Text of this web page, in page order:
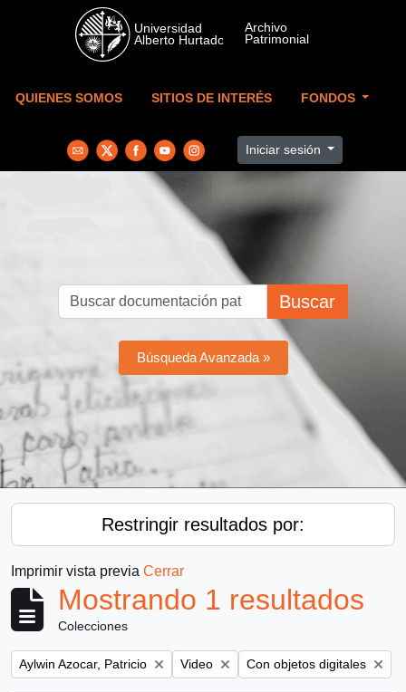
Skip to main content
QUIENES SOMOS SITIOS DE INTERÉS FONDOS
Iniciar sesión
Buscar
Búsqueda Avanzada »
Restringir resultados por:
Imprimir vista previa Cerrar
Mostrando 1 resultados
Colecciones
Remove filter:
Aylwin Azocar, Patricio Remove filter:
Video Remove filter:
Con objetos digitales